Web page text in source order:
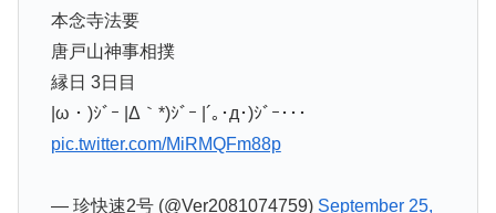
本念寺法要
唐戸山神事相撲
縁日 3日目
|ω・)ｼﾞｰ |Δ｀*)ｼﾞｰ |´｡･д･)ｼﾞｰ･･･
pic.twitter.com/MiRMQFm88p
— 珍快速2号 (@Ver2081074759) September 25,